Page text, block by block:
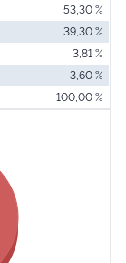
53,30 %
39,30 %
3,81 %
3,60 %
100,00 %